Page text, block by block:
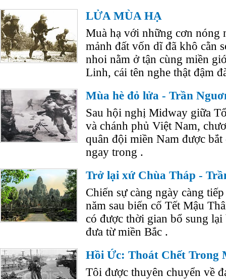
LỬA MÙA HẠ
Muà hạ với những cơn nóng
mảnh đất vốn dĩ đã khô cằn
nhoi nằm ở tận cùng miền
Linh, cái tên nghe thật đậm
Mùa hè đỏ lửa - Trần
Sau hội nghị Midway giữa
và chánh phủ Việt Nam,
quân đội miền Nam được
ngay trong .
Trở lại xứ Chùa Tháp -
Chiến sự càng ngày càng
năm sau biến cố Tết Mậu
có được thời gian bổ sung
đưa từ miền Bắc .
Hồi Ức: Thoát Chết Trong
Tôi được thuyên chuyển về